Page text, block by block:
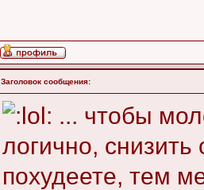
Заголовок сообщения:
... чтобы
логично,
похудеете, тем